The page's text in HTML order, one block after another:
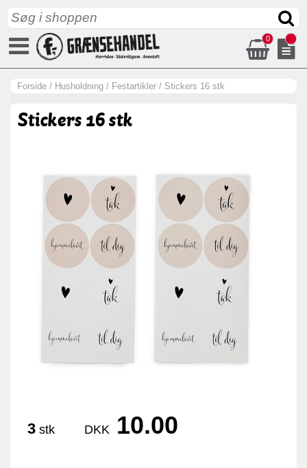
0
Forside / Husholdning / Festartikler / Stickers 16 stk
Stickers 16 stk
3 stk DKK 10.00